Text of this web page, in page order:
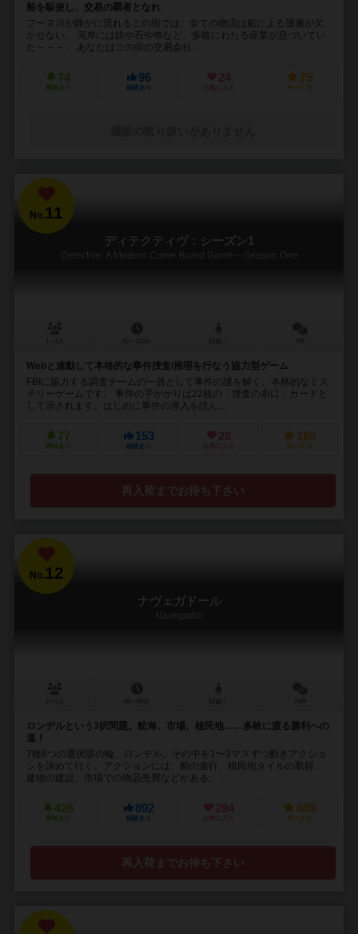
船を駆使し、交易の覇者となれ
フーヌ川が静かに流れるこの街では、全ての物流は船による運搬が欠
かせない。 河岸には鉄や石や布など、多岐にわたる産業が息づいてい
た－－－。 あなたはこの街の交易会社...
74
興味あり
96
経験あり
24
お気に入り
75
持ってる
No.11
ディテクティヴ：シーズン1
Detective: A Modern Crime Board Game – Season One
Webと連動して本格的な事件捜査/推理を行なう協力型ゲーム
FBIに協力する調査チームの一員として事件の謎を解く、本格的なミス
テリーゲームです。 事件の手がかりは22枚の「捜査の糸口」カードと
して示されます。はじめに事件の導入を読ん...
77
興味あり
153
経験あり
28
お気に入り
165
持ってる
再入荷までお待ち下さい
No.12
ナヴェガドール
Navegador
ロンデルという3択問題。航海、市場、植民地……多岐に渡る勝利への
道！
7種8つの選択肢の輪、ロンデル。その中を1〜3マスずつ動きアクショ
ンを決めて行く。アクションには、船の進行、植民地タイルの取得、
建物の建設、市場での物品売買などがある。 ...
426
興味あり
892
経験あり
294
お気に入り
689
持ってる
再入荷までお待ち下さい